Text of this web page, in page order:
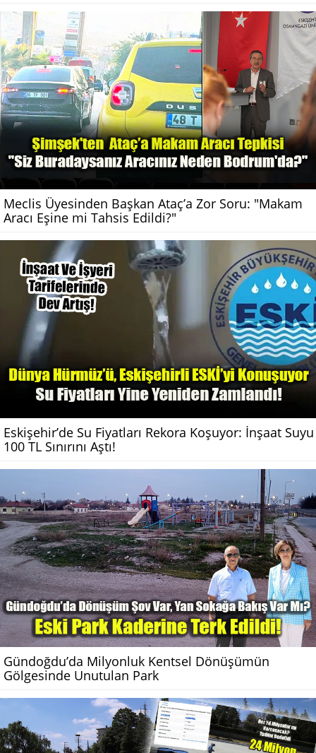
Meclis Üyesinden Başkan Ataç’a Zor Soru: "Makam
Aracı Eşine mi Tahsis Edildi?"
Eskişehir’de Su Fiyatları Rekora Koşuyor: İnşaat Suyu
100 TL Sınırını Aştı!
Gündoğdu’da Milyonluk Kentsel Dönüşümün
Gölgesinde Unutulan Park